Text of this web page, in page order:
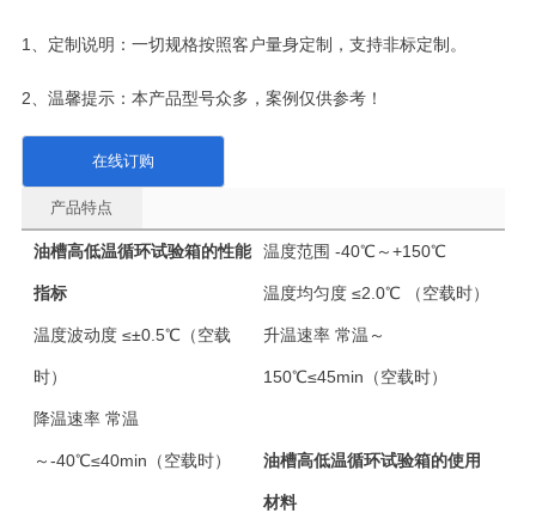
1、定制说明：一切规格按照客户量身定制，支持非标定制。
2、温馨提示：本产品型号众多，案例仅供参考！
在线订购
产品特点
油槽高低温循环试验箱的性能
指标
温度范围 -40℃～+150℃
温度均匀度 ≤2.0℃ （空载时）
温度波动度 ≤±0.5℃（空载
时）
升温速率 常温～
150℃≤45min（空载时）
降温速率 常温
～-40℃≤40min（空载时） 油槽高低温循环试验箱的使用
材料